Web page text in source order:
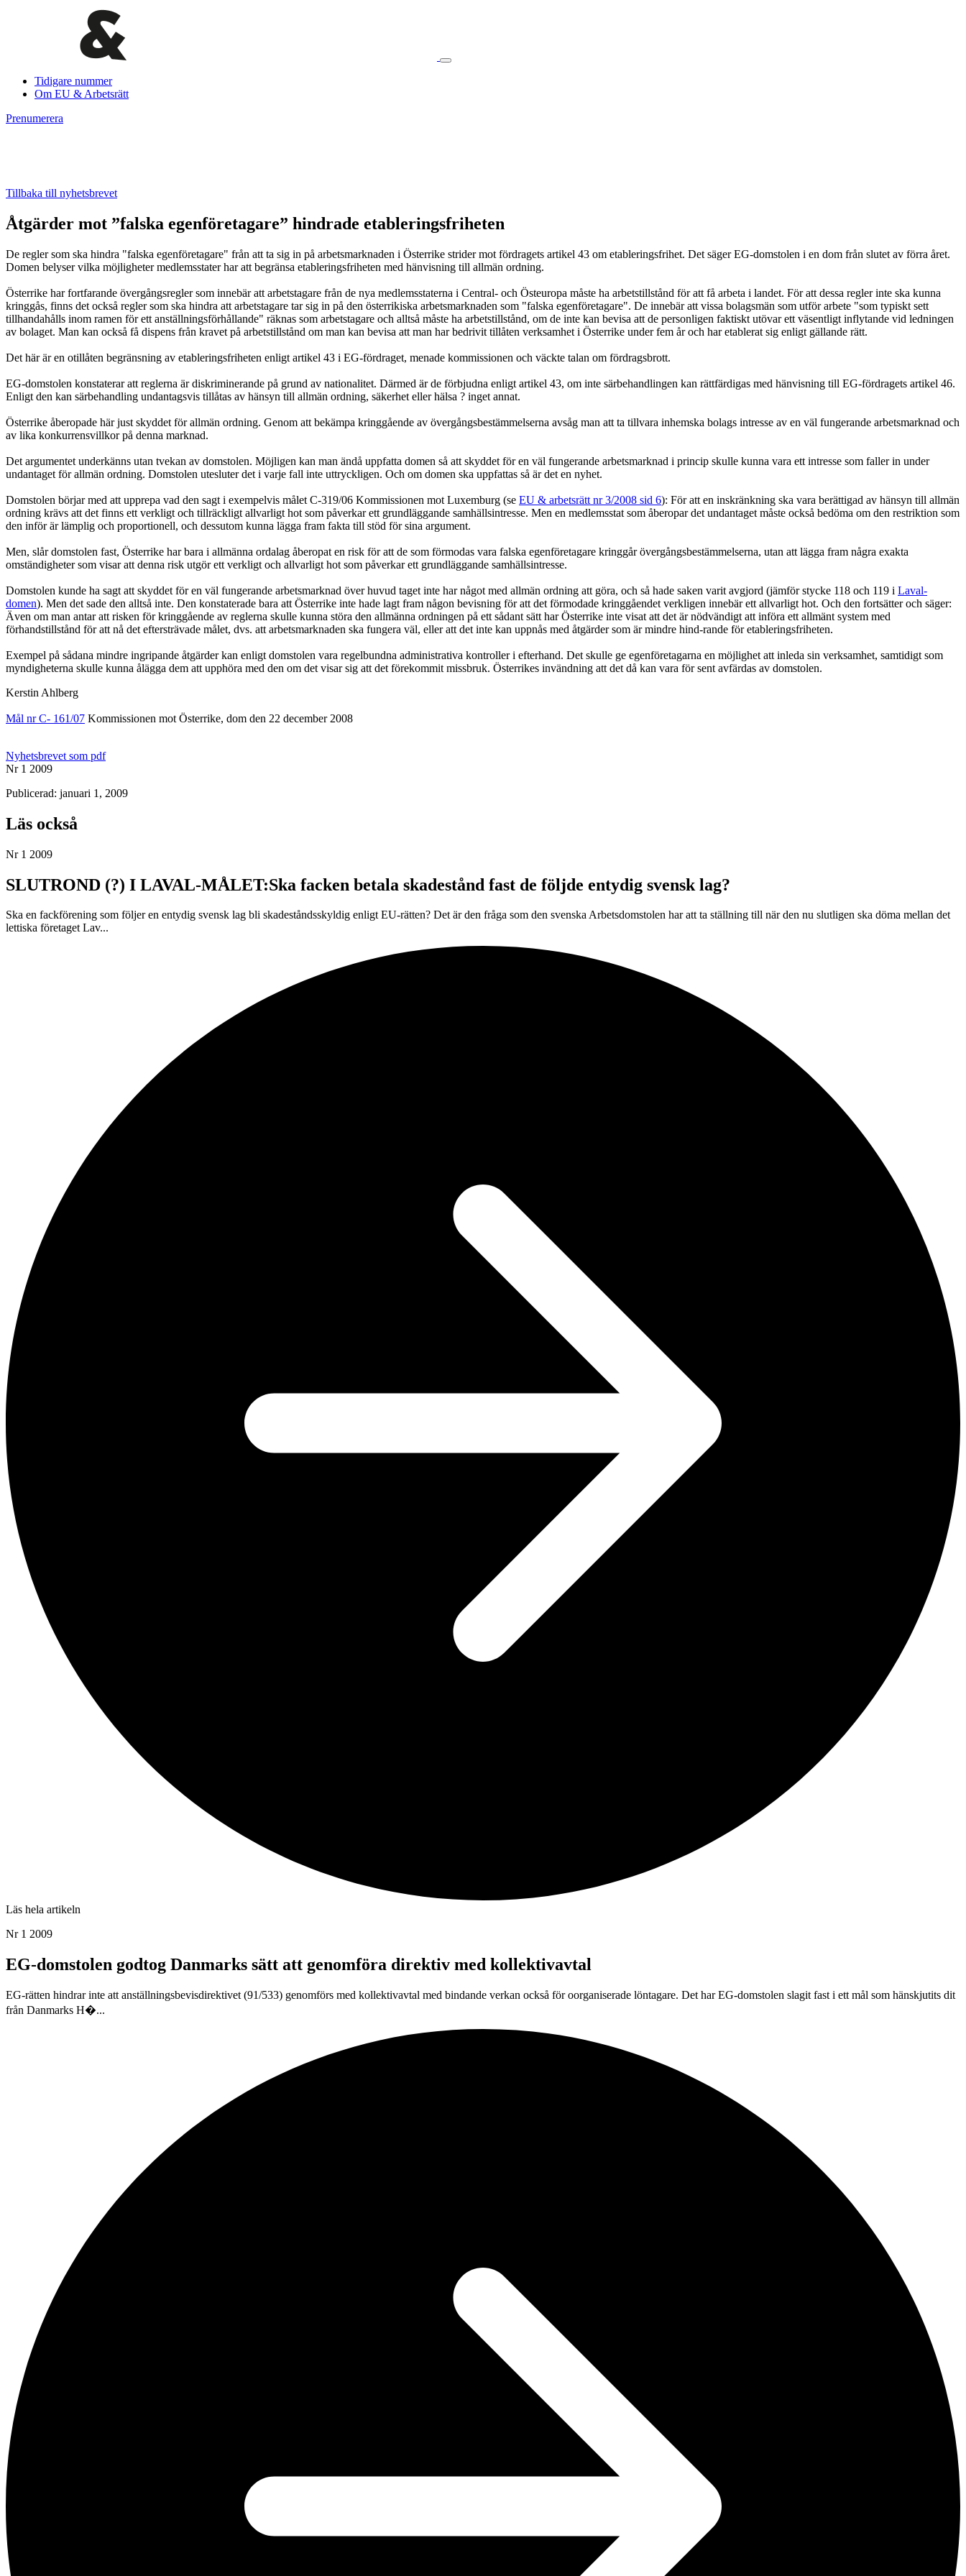
Tidigare nummer
Om EU & Arbetsrätt
Prenumerera
Tillbaka till nyhetsbrevet
Åtgärder mot ”falska egenföretagare” hindrade etableringsfriheten
De regler som ska hindra "falska egenföretagare" från att ta sig in på arbetsmarknaden i Österrike strider mot fördragets artikel 43 om etableringsfrihet. Det säger EG-domstolen i en dom från slutet av förra året.
Domen belyser vilka möjligheter medlemsstater har att begränsa etableringsfriheten med hänvisning till allmän ordning.
Österrike har fortfarande övergångsregler som innebär att arbetstagare från de nya medlemsstaterna i Central- och Östeuropa måste ha arbetstillstånd för att få arbeta i landet. För att dessa regler inte ska kunna
kringgås, finns det också regler som ska hindra att arbetstagare tar sig in på den österrikiska arbetsmarknaden som "falska egenföretagare". De innebär att vissa bolagsmän som utför arbete "som typiskt sett
tillhandahålls inom ramen för ett anställningsförhållande" räknas som arbetstagare och alltså måste ha arbetstillstånd, om de inte kan bevisa att de personligen faktiskt utövar ett väsentligt inflytande vid ledningen
av bolaget. Man kan också få dispens från kravet på arbetstillstånd om man kan bevisa att man har bedrivit tillåten verksamhet i Österrike under fem år och har etablerat sig enligt gällande rätt.
Det här är en otillåten begränsning av etableringsfriheten enligt artikel 43 i EG-fördraget, menade kommissionen och väckte talan om fördragsbrott.
EG-domstolen konstaterar att reglerna är diskriminerande på grund av nationalitet. Därmed är de förbjudna enligt artikel 43, om inte särbehandlingen kan rättfärdigas med hänvisning till EG-fördragets artikel 46.
Enligt den kan särbehandling undantagsvis tillåtas av hänsyn till allmän ordning, säkerhet eller hälsa ? inget annat.
Österrike åberopade här just skyddet för allmän ordning. Genom att bekämpa kringgående av övergångsbestämmelserna avsåg man att ta tillvara inhemska bolags intresse av en väl fungerande arbetsmarknad och
av lika konkurrensvillkor på denna marknad.
Det argumentet underkänns utan tvekan av domstolen. Möjligen kan man ändå uppfatta domen så att skyddet för en väl fungerande arbetsmarknad i princip skulle kunna vara ett intresse som faller in under
undantaget för allmän ordning. Domstolen utesluter det i varje fall inte uttryckligen. Och om domen ska uppfattas så är det en nyhet.
Domstolen börjar med att upprepa vad den sagt i exempelvis målet C-319/06 Kommissionen mot Luxemburg (se EU & arbetsrätt nr 3/2008 sid 6): För att en inskränkning ska vara berättigad av hänsyn till allmän
ordning krävs att det finns ett verkligt och tillräckligt allvarligt hot som påverkar ett grundläggande samhällsintresse. Men en medlemsstat som åberopar det undantaget måste också bedöma om den restriktion som
den inför är lämplig och proportionell, och dessutom kunna lägga fram fakta till stöd för sina argument.
Men, slår domstolen fast, Österrike har bara i allmänna ordalag åberopat en risk för att de som förmodas vara falska egenföretagare kringgår övergångsbestämmelserna, utan att lägga fram några exakta
omständigheter som visar att denna risk utgör ett verkligt och allvarligt hot som påverkar ett grundläggande samhällsintresse.
Domstolen kunde ha sagt att skyddet för en väl fungerande arbetsmarknad över huvud taget inte har något med allmän ordning att göra, och så hade saken varit avgjord (jämför stycke 118 och 119 i Laval-
domen). Men det sade den alltså inte. Den konstaterade bara att Österrike inte hade lagt fram någon bevisning för att det förmodade kringgåendet verkligen innebär ett allvarligt hot. Och den fortsätter och säger:
Även om man antar att risken för kringgående av reglerna skulle kunna störa den allmänna ordningen på ett sådant sätt har Österrike inte visat att det är nödvändigt att införa ett allmänt system med
förhandstillstånd för att nå det eftersträvade målet, dvs. att arbetsmarknaden ska fungera väl, eller att det inte kan uppnås med åtgärder som är mindre hind-rande för etableringsfriheten.
Exempel på sådana mindre ingripande åtgärder kan enligt domstolen vara regelbundna administrativa kontroller i efterhand. Det skulle ge egenföretagarna en möjlighet att inleda sin verksamhet, samtidigt som
myndigheterna skulle kunna ålägga dem att upphöra med den om det visar sig att det förekommit missbruk. Österrikes invändning att det då kan vara för sent avfärdas av domstolen.
Kerstin Ahlberg
Mål nr C- 161/07 Kommissionen mot Österrike, dom den 22 december 2008
Nyhetsbrevet som pdf
Nr 1 2009
Publicerad: januari 1, 2009
Läs också
Nr 1 2009
SLUTROND (?) I LAVAL-MÅLET:Ska facken betala skadestånd fast de följde entydig svensk lag?
Ska en fackförening som följer en entydig svensk lag bli skadeståndsskyldig enligt EU-rätten? Det är den fråga som den svenska Arbetsdomstolen har att ta ställning till när den nu slutligen ska döma mellan det
lettiska företaget Lav...
Läs hela artikeln
Nr 1 2009
EG-domstolen godtog Danmarks sätt att genomföra direktiv med kollektivavtal
EG-rätten hindrar inte att anställningsbevisdirektivet (91/533) genomförs med kollektivavtal med bindande verkan också för oorganiserade löntagare. Det har EG-domstolen slagit fast i ett mål som hänskjutits dit
från Danmarks H�...